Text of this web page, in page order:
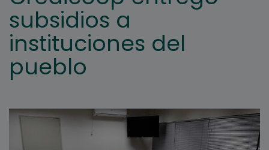
subsidios a
instituciones del
pueblo